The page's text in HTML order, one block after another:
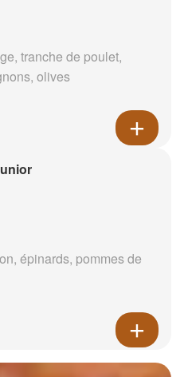
tranche de poulet,
olives
épinards, pommes de